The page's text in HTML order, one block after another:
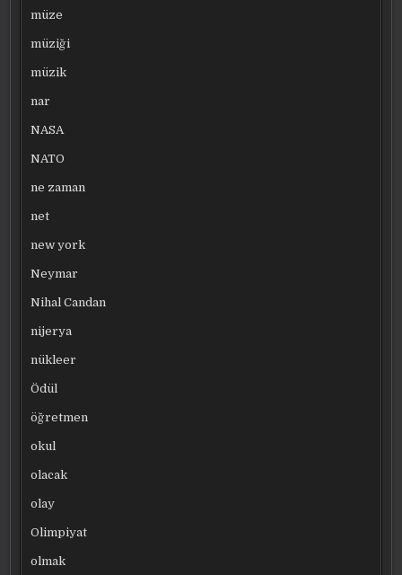
müze
müziği
müzik
nar
NASA
NATO
ne zaman
net
new york
Neymar
Nihal Candan
nijerya
nükleer
Ödül
öğretmen
okul
olacak
olay
Olimpiyat
olmak